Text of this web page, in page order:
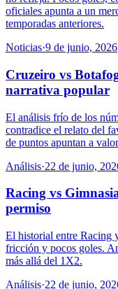
oficiales apunta a un
temporadas anteriores.
Noticias·9 de junio, 2026
Cruzeiro vs
narrativa popular
El análisis frío de los
contradice el relato del
de puntos apuntan a
Análisis·22 de junio,
Racing vs
permiso
El historial entre Racing
fricción y pocos goles.
más allá del 1X2.
Análisis·22 de junio,